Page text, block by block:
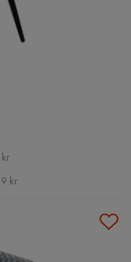
kr